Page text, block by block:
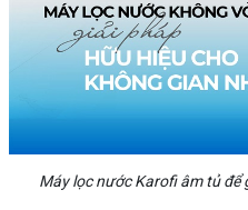
Máy lọc nước Karofi âm tủ để